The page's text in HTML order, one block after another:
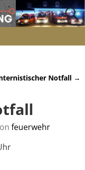
Notfall →
feuerwehr